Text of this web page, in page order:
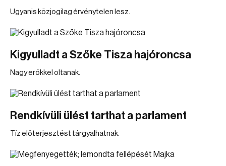
Ugyanis közjogilag érvénytelen lesz.
Kigyulladt a Szőke Tisza hajóroncsa
Nagy erőkkel oltanak.
Rendkívüli ülést tarthat a parlament
Tíz előterjesztést tárgyalhatnak.